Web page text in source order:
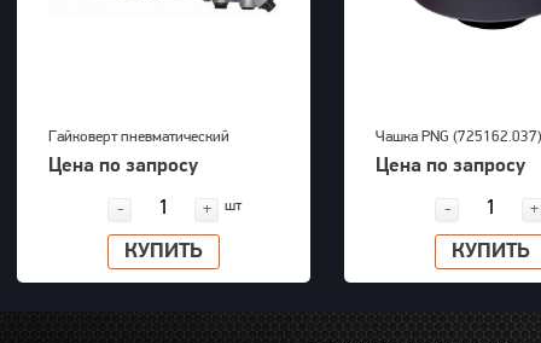
Гайковерт пневматический
KAWASAKI KPT-55SA
Цена по запросу
- + шт
КУПИТЬ
Чашка PNG (725162.037)
Цена по запросу
- +
КУПИТЬ